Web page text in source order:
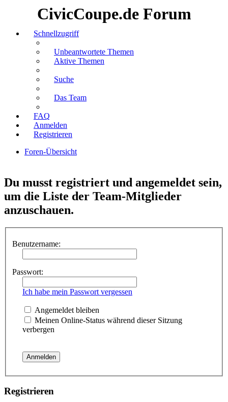
CivicCoupe.de Forum
Schnellzugriff
Unbeantwortete Themen
Aktive Themen
Suche
Das Team
FAQ
Anmelden
Registrieren
Foren-Übersicht
Du musst registriert und angemeldet sein,
um die Liste der Team-Mitglieder
anzuschauen.
Benutzername:
Passwort:
Ich habe mein Passwort vergessen
Angemeldet bleiben
Meinen Online-Status während dieser Sitzung
verbergen
Registrieren